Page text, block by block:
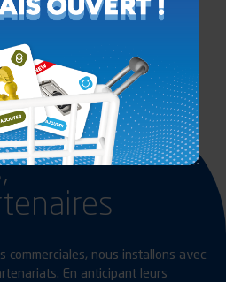
commerciales, nous installons avec
En anticipant leurs